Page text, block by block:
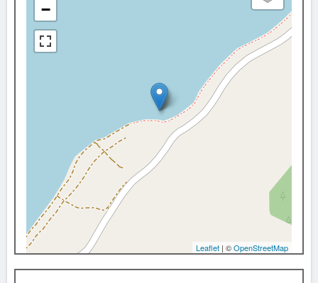
−
Leaflet | ©OpenStreetMap